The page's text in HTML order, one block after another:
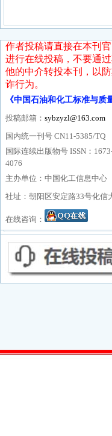
作者投稿请直接在本刊官
进行在线投稿，不要通
他的中介转投本刊，以
诈行为。
《中国石油和化工标准与质
投稿邮箱： sybzyzl@163.com
国内统一刊号 CN11-5385/TQ
国际连续出版物号 ISSN：
4076
主办单位：中国化工信息中心
社址：朝阳区安定路33号化信
在线咨询：